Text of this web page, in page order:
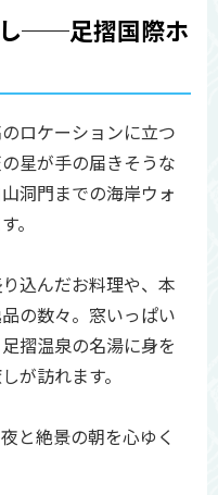
──足摺国際ホ
ロケーションに立つ
星が手の届きそうな
洞門までの海岸ウォ
。
込んだお料理や、本
の数々。窓いっぱい
摺温泉の名湯に身を
が訪れます。
と絶景の朝を心ゆく